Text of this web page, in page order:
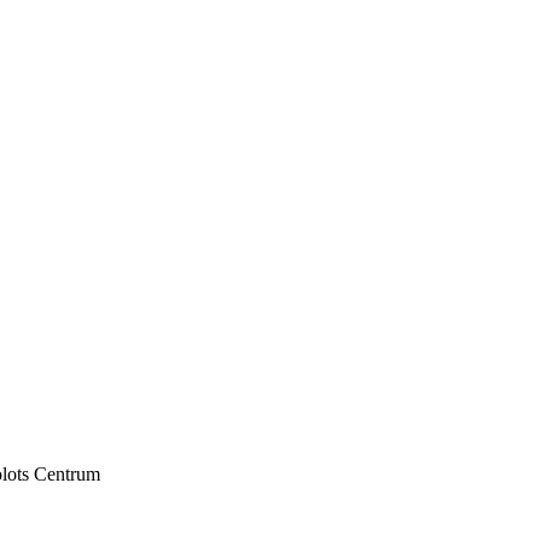
Centrum